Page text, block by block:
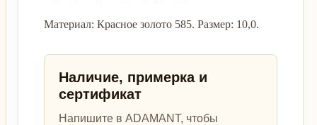
Материал: Красное золото 585. Размер: 10,0.
Наличие, примерка и
сертификат
Напишите в ADAMANT, чтобы